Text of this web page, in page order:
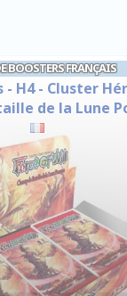
BOOSTERS FRANÇAIS
- H4 - Cluster
de la Lune